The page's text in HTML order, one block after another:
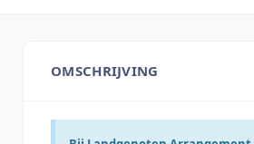
OMSCHRIJVING